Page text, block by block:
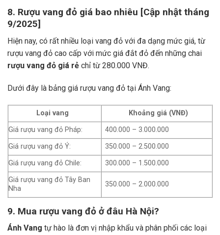
8. Rượu vang đỏ giá bao nhiêu [Cập nhật tháng
9/2025]
Hiện nay, có rất nhiều loại vang đỏ với đa dạng mức giá, từ
rượu vang đỏ cao cấp với mức giá đắt đỏ đến những chai
rượu vang đỏ giá rẻ chỉ từ 280.000 VNĐ.
Dưới đây là bảng giá rượu vang đỏ tại Ánh Vang:
Loại vang
Khoảng giá (VNĐ)
Giá rượu vang đỏ Pháp:
400.000 – 3.000.000
Giá rượu vang đỏ Ý:
350.000 – 2.500.000
Giá rượu vang đỏ Chile:
300.000 – 1.500.000
Giá rượu vang đỏ Tây Ban
Nha
350.000 – 2.000.000
9. Mua rượu vang đỏ ở đâu Hà Nội?
Ánh Vang tự hào là đơn vị nhập khẩu và phân phối các loại